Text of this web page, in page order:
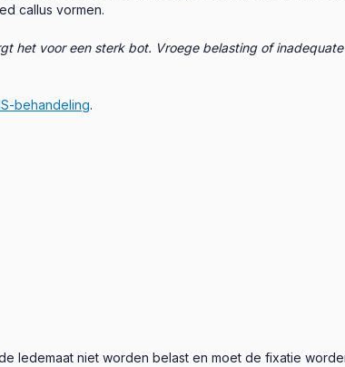
callus vormen.
het voor een sterk bot. Vroege belasting of
behandeling.
ledemaat niet worden belast en moet de fixatie